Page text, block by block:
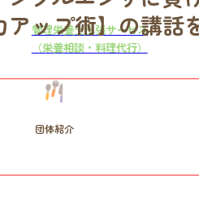
管理栄養士出張サービス
（栄養相談・料理代行）
団体紹介
アップ術】の講話